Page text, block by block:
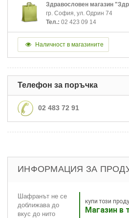
Здравословен магазин
гр. София, ул. Одрин 74
Тел.: 02 423 09 14
Наличност в магазините
Телефон за поръчка
02 483 72 91
ИНФОРМАЦИЯ ЗА
купи този
Магазин в
Шафранът не се
доближава до
вкус до нито